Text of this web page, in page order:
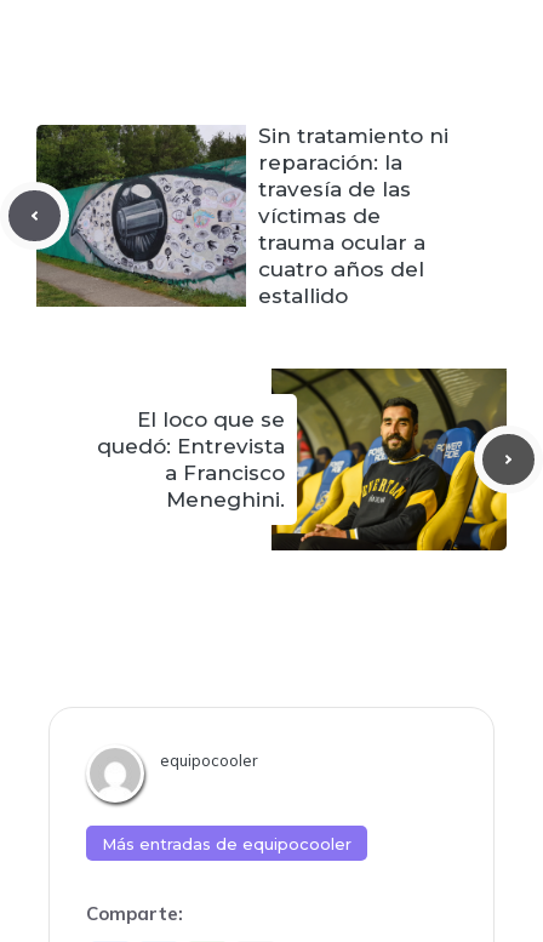
Sin tratamiento ni
reparación: la
travesía de las
víctimas de
trauma ocular a
cuatro años del
estallido
El loco que se
quedó: Entrevista
a Francisco
Meneghini.
equipocooler
Más entradas de equipocooler
Comparte: